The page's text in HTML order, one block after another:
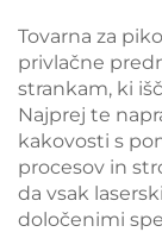
nm za
telesa in
Tovarna za
privlačne
strankam, ki
Najprej te
kakovosti s
procesov in
da vsak
določenimi